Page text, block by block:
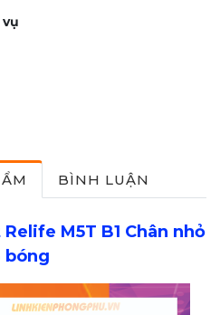
BÌNH LUẬN
M5T B1 Chân nhỏ
bóng